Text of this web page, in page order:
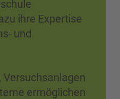
ihre Expertise
und
ermöglichen